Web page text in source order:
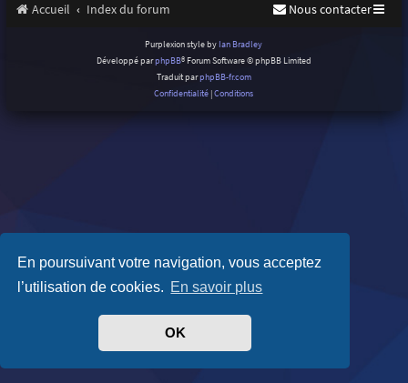
En poursuivant votre navigation, vous acceptez
l’utilisation de cookies. En savoir plus
OK
Accueil Index du forum Nous contacter
Purplexion style by Ian Bradley
Développé parphpBB® Forum Software © phpBB Limited
Traduit parphpBB-fr.com
Confidentialité |Conditions